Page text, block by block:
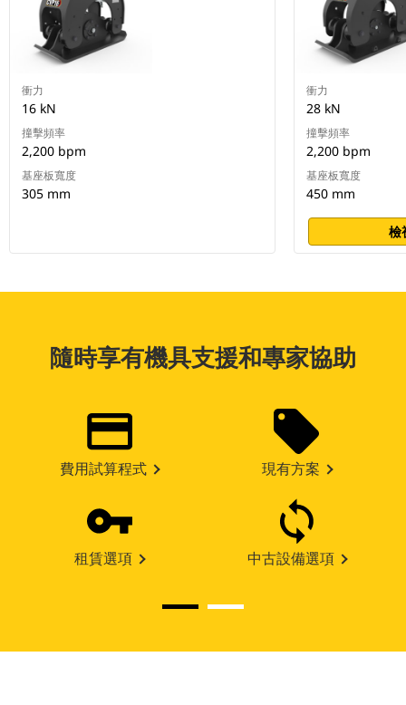
衝力
16 kN
撞擊頻率
2,200 bpm
基座板寬度
305 mm
衝力
28 kN
撞擊頻率
2,200 bpm
基座板寬度
450 mm
檢
隨時享有機具支援和專家協助
費用試算程式 現有方案
租賃選項 中古設備選項